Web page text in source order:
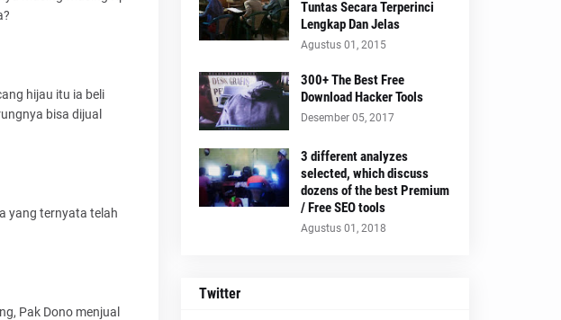
hijau itu ia beli
bisa dijual
yang ternyata telah
Pak Dono menjual
Tuntas Secara Terperinci
Lengkap Dan Jelas
Agustus 01, 2015
300+ The Best Free
Download Hacker Tools
Desember 05, 2017
3 different analyzes
selected, which discuss
dozens of the best Premium
/ Free SEO tools
Agustus 01, 2018
Twitter